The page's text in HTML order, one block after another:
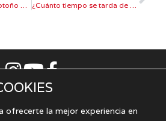
de privacidad
Oviedo
ofrecerte la mejor experiencia en